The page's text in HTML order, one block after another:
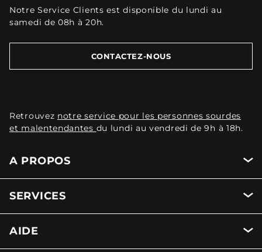
Notre Service Clients est disponible du lundi au
samedi de 08h à 20h.
CONTACTEZ-NOUS
Retrouvez notre service pour les personnes sourdes
et malentendantes du lundi au vendredi de 9h à 18h.
A PROPOS
SERVICES
AIDE